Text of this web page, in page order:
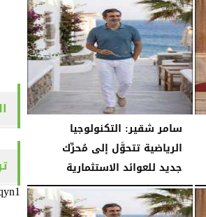
سامر شقير: التكنولوجيا
الرياضية تتحوَّل إلى مُحرِّك
جديد للعوائد الاستثمارية
الثلاثاء، 28 يوليو 2026 02:40 مـ